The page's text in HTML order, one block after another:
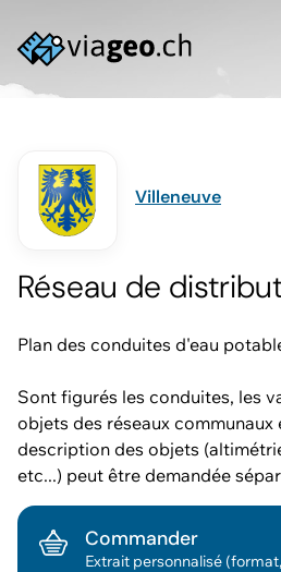
Villeneuve
Réseau de
Plan des conduites d'eau
Sont figurés les conduites, les
objets des réseaux communaux
description des objets
etc...) peut être demandée
Commander
Extrait personnalisé